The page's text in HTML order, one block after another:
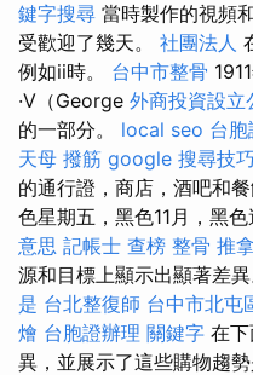
鍵字搜尋 當時製作的視頻
受歡迎了幾天。 社團法人
例如ii時。 台中市整骨
·V（George 外商投資設立
的一部分。 local seo 台
天母 撥筋 google 搜尋技巧
的通行證，商店，酒吧和
色星期五，黑色11月，黑
意思 記帳士 查榜 整骨 推
源和目標上顯示出顯著差異
是 台北整復師 台中市北屯
燴 台胞證辦理 關鍵字 在
異，並展示了這些購物趨